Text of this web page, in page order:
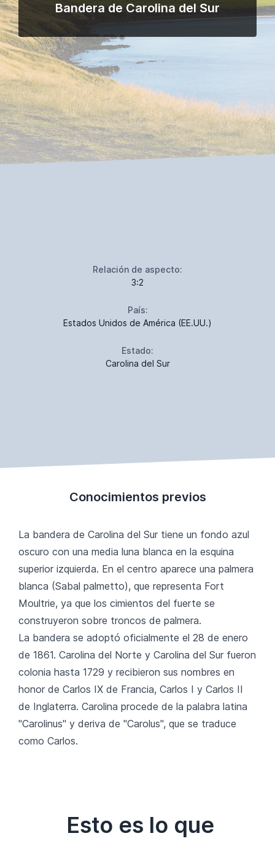
Bandera de Carolina del Sur
Relación de aspecto:
3:2
País:
Estados Unidos de América (EE.UU.)
Estado:
Carolina del Sur
Conocimientos previos
La bandera de Carolina del Sur tiene un fondo azul
oscuro con una media luna blanca en la esquina
superior izquierda. En el centro aparece una palmera
blanca (Sabal palmetto), que representa Fort
Moultrie, ya que los cimientos del fuerte se
construyeron sobre troncos de palmera.
La bandera se adoptó oficialmente el 28 de enero
de 1861. Carolina del Norte y Carolina del Sur fueron
colonia hasta 1729 y recibieron sus nombres en
honor de Carlos IX de Francia, Carlos I y Carlos II
de Inglaterra. Carolina procede de la palabra latina
"Carolinus" y deriva de "Carolus", que se traduce
como Carlos.
Esto es lo que